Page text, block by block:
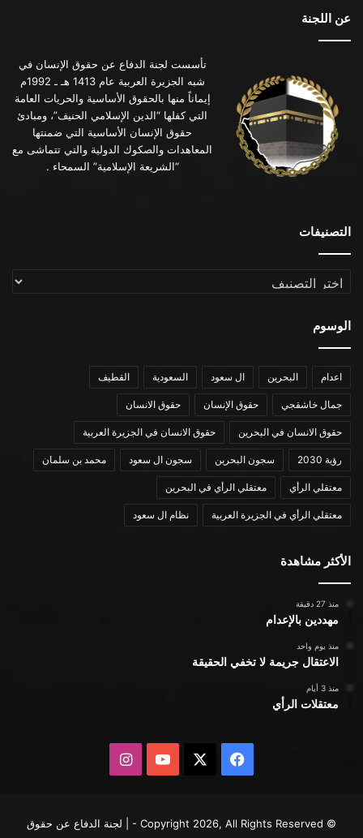
عن اللجنة
تأسست لجنة الدفاع عن حقوق الإنسان في
شبه الجزيرة العربية عام 1413 هـ ـ 1992م
إيماناً منها بالحقوق الأساسية والحريات العامة
التي كفلها “الدين الإسلامي الحنيف”، ومبادئ
حقوق الإنسان الأساسية التي ضمنتها
المعاهدات والصكوك الدولية والتي تتماشى مع
“الشريعة الإسلامية” السمحاء .
التصنيفات
التصنيفات
الوسوم
اعدام البحرين ال سعود السعودية القطيف
جمال خاشقجي حقوق الإنسان حقوق الانسان
حقوق الانسان في البحرين حقوق الانسان في الجزيرة العربية
رؤية 2030 سجون البحرين سجون ال سعود محمد بن سلمان
معتقلي الرأي معتقلي الرأي في البحرين
معتقلي الرأي في الجزيرة العربية نظام ال سعود
الأكثر مشاهدة
منذ 27 دقيقة
مهددين بالإعدام
منذ يوم واحد
الاعتقال جريمة لا تخفي الحقيقة
منذ 3 أيام
معتقلات الرأي
فيسبوك يوتيوبانستقرام
© Copyright 2026, All Rights Reserved - | لجنة الدفاع عن حقوق